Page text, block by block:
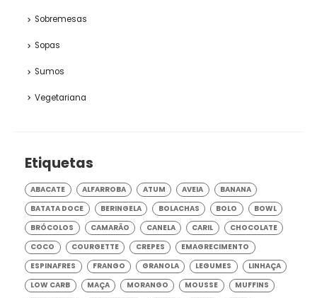
Sobremesas
Sopas
Sumos
Vegetariana
Etiquetas
ABACATE ALFARROBA ATUM AVEIA
BANANA
BATATA DOCE
BERINGELA BOLACHAS BOLO
BOWL
BRÓCOLOS
CAMARÃO CANELA CARIL
CHOCOLATE
COCO
COURGETTE CREPES
EMAGRECIMENTO
ESPINAFRES
FRANGO GRANOLA LEGUMES
LINHAÇA
LOW CARB
MAÇA MORANGO MOUSSE
MUFFINS